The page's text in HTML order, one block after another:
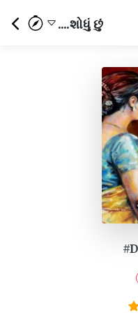
....શોધું છું